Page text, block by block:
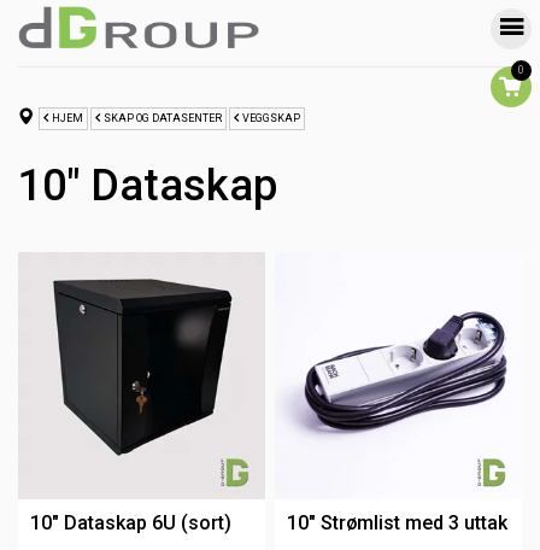
0
HJEM SKAP OG DATASENTER VEGGSKAP
10" Dataskap
10" Dataskap 6U (sort) 10" Strømlist med 3 uttak